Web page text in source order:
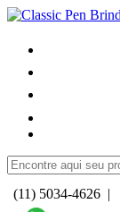
(11) 5034-4626 |